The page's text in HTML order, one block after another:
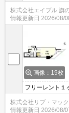
代16,500円。1
グッズ代16,500
株式会社エイブル 旗
情報更新日 2026/08/
画像：19枚
フリーレント１
物件のほかにも
いたします。お
株式会社リブ・マッ
情報更新日 2026/08/